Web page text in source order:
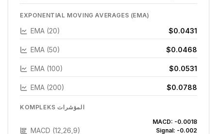
EXPONENTIAL MOVING AVERAGES (EMA)
EMA (20) $0.0431
EMA (50) $0.0468
EMA (100) $0.0531
EMA (200) $0.0788
KOMPLEKS المؤشرات
MACD (12,26,9)
MACD: -0.0018
Signal: -0.002